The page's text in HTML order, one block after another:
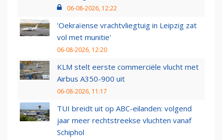
06-08-2026, 12:22
'Oekraïense vrachtvliegtuig in Leipzig zat
vol met munitie'
06-08-2026, 12:20
KLM stelt eerste commerciële vlucht met
Airbus A350-900 uit
06-08-2026, 11:17
TUI breidt uit op ABC-eilanden: volgend
jaar meer rechtstreekse vluchten vanaf
Schiphol